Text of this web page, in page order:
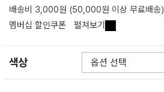
배송비 3,000원 (50,000원 이상 무료배송)
멤버십 할인쿠폰
펼쳐보기
색상